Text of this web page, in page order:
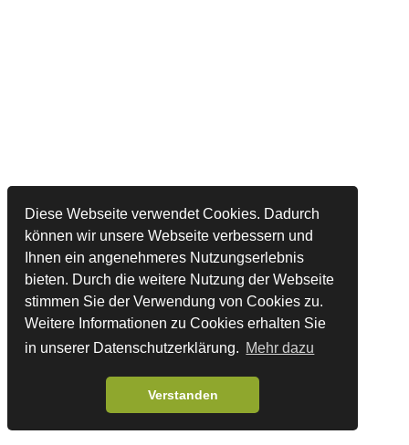
Diese Webseite verwendet Cookies. Dadurch
können wir unsere Webseite verbessern und
Ihnen ein angenehmeres Nutzungserlebnis
bieten. Durch die weitere Nutzung der Webseite
stimmen Sie der Verwendung von Cookies zu.
Weitere Informationen zu Cookies erhalten Sie
in unserer Datenschutzerklärung. Mehr dazu
Verstanden